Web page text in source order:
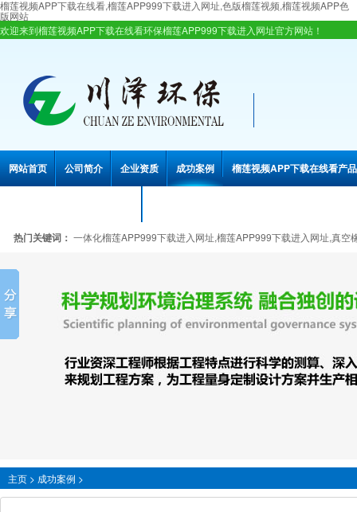
榴莲视频APP下载在线看,榴莲APP999下载进入网址,色版榴莲视频,榴莲视频APP色
版网站
欢迎来到榴莲视频APP下载在线看环保榴莲APP999下载进入网址官方网站！
网站首页 公司简介 企业资质 成功案例 榴莲视频APP下载在线看产品
热门关键词： 一体化榴莲APP999下载进入网址,榴莲APP999下载进入网址,真
主页 > 成功案例 >